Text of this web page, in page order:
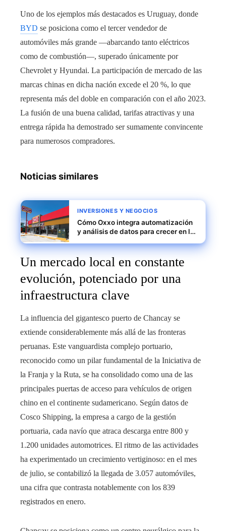
Uno de los ejemplos más destacados es Uruguay, donde
BYD se posiciona como el tercer vendedor de
automóviles más grande —abarcando tanto eléctricos
como de combustión—, superado únicamente por
Chevrolet y Hyundai. La participación de mercado de las
marcas chinas en dicha nación excede el 20 %, lo que
representa más del doble en comparación con el año 2023.
La fusión de una buena calidad, tarifas atractivas y una
entrega rápida ha demostrado ser sumamente convincente
para numerosos compradores.
Noticias similares
INVERSIONES Y NEGOCIOS
Cómo Oxxo integra automatización
y análisis de datos para crecer en la
Un mercado local en constante
evolución, potenciado por una
infraestructura clave
La influencia del gigantesco puerto de Chancay se
extiende considerablemente más allá de las fronteras
peruanas. Este vanguardista complejo portuario,
reconocido como un pilar fundamental de la Iniciativa de
la Franja y la Ruta, se ha consolidado como una de las
principales puertas de acceso para vehículos de origen
chino en el continente sudamericano. Según datos de
Cosco Shipping, la empresa a cargo de la gestión
portuaria, cada navío que atraca descarga entre 800 y
1.200 unidades automotrices. El ritmo de las actividades
ha experimentado un crecimiento vertiginoso: en el mes
de julio, se contabilizó la llegada de 3.057 automóviles,
una cifra que contrasta notablemente con los 839
registrados en enero.